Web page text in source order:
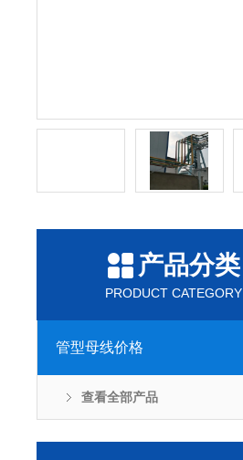
产品分类
PRODUCT CATEGORY
管型母线价格
查看全部产品